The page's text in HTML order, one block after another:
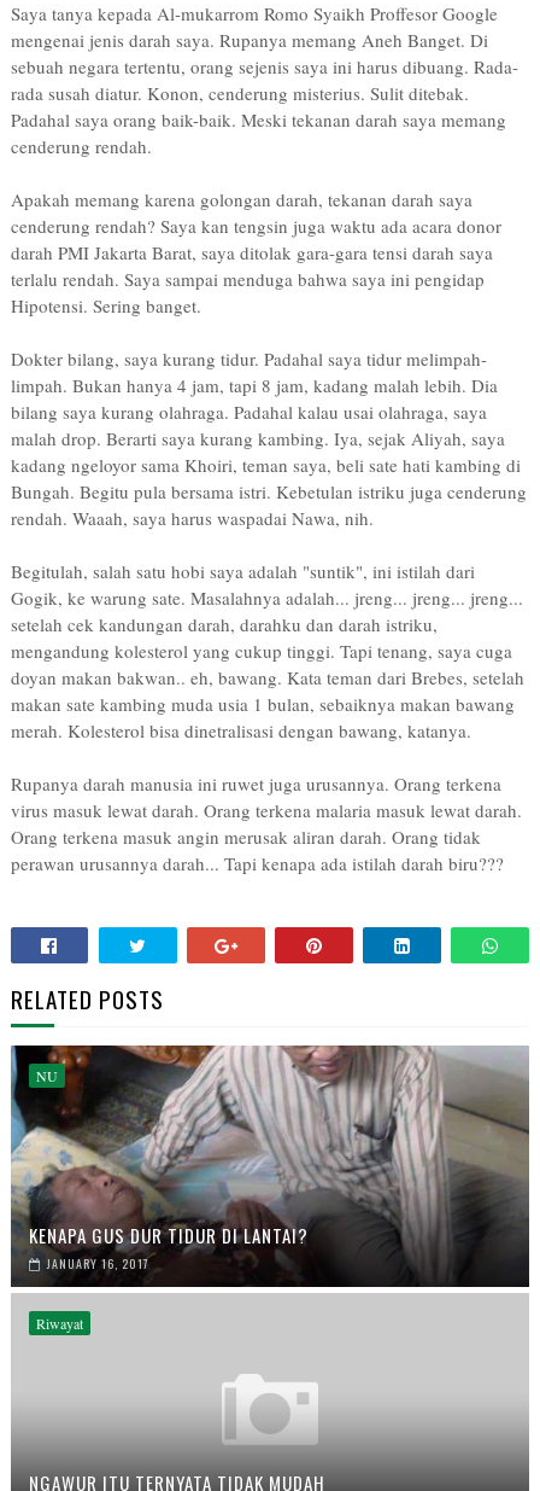
Saya tanya kepada Al-mukarrom Romo Syaikh Proffesor Google
mengenai jenis darah saya. Rupanya memang Aneh Banget. Di
sebuah negara tertentu, orang sejenis saya ini harus dibuang. Rada-
rada susah diatur. Konon, cenderung misterius. Sulit ditebak.
Padahal saya orang baik-baik. Meski tekanan darah saya memang
cenderung rendah.
Apakah memang karena golongan darah, tekanan darah saya
cenderung rendah? Saya kan tengsin juga waktu ada acara donor
darah PMI Jakarta Barat, saya ditolak gara-gara tensi darah saya
terlalu rendah. Saya sampai menduga bahwa saya ini pengidap
Hipotensi. Sering banget.
Dokter bilang, saya kurang tidur. Padahal saya tidur melimpah-
limpah. Bukan hanya 4 jam, tapi 8 jam, kadang malah lebih. Dia
bilang saya kurang olahraga. Padahal kalau usai olahraga, saya
malah drop. Berarti saya kurang kambing. Iya, sejak Aliyah, saya
kadang ngeloyor sama Khoiri, teman saya, beli sate hati kambing di
Bungah. Begitu pula bersama istri. Kebetulan istriku juga cenderung
rendah. Waaah, saya harus waspadai Nawa, nih.
Begitulah, salah satu hobi saya adalah "suntik", ini istilah dari
Gogik, ke warung sate. Masalahnya adalah... jreng... jreng... jreng...
setelah cek kandungan darah, darahku dan darah istriku,
mengandung kolesterol yang cukup tinggi. Tapi tenang, saya cuga
doyan makan bakwan.. eh, bawang. Kata teman dari Brebes, setelah
makan sate kambing muda usia 1 bulan, sebaiknya makan bawang
merah. Kolesterol bisa dinetralisasi dengan bawang, katanya.
Rupanya darah manusia ini ruwet juga urusannya. Orang terkena
virus masuk lewat darah. Orang terkena malaria masuk lewat darah.
Orang terkena masuk angin merusak aliran darah. Orang tidak
perawan urusannya darah... Tapi kenapa ada istilah darah biru???
RELATED POSTS
NU
KENAPA GUS DUR TIDUR DI LANTAI?
JANUARY 16, 2017
Riwayat
NGAWUR ITU TERNYATA TIDAK MUDAH